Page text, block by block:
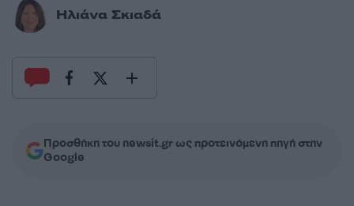
Ηλιάνα Σκιαδά
Προσθήκη του newsit.gr ως προτεινόμενη πηγή στην
Google